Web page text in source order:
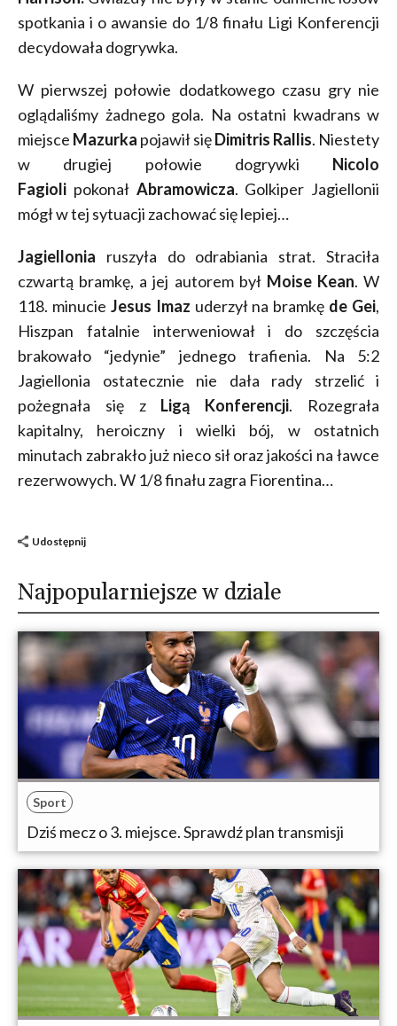
spotkania i o awansie do 1/8 finału Ligi Konferencji
decydowała dogrywka.
W pierwszej połowie dodatkowego czasu gry nie
oglądaliśmy żadnego gola. Na ostatni kwadrans w
miejsce Mazurka pojawił sięDimitris Rallis. Niestety
w drugiej połowie dogrywki Nicolo
Fagioli pokonał Abramowicza. Golkiper Jagiellonii
mógł w tej sytuacji zachować się lepiej…
Jagiellonia ruszyła do odrabiania strat. Straciła
czwartą bramkę, a jej autorem był Moise Kean. W
118. minucie Jesus Imaz uderzył na bramkę de Gei,
Hiszpan fatalnie interweniował i do szczęścia
brakowało “jedynie” jednego trafienia. Na 5:2
Jagiellonia ostatecznie nie dała rady strzelić i
pożegnała się z Ligą Konferencji. Rozegrała
kapitalny, heroiczny i wielki bój, w ostatnich
minutach zabrakło już nieco sił oraz jakości na ławce
rezerwowych. W 1/8 finału zagra Fiorentina…
Udostępnij
Najpopularniejsze w dziale
Sport
Dziś mecz o 3. miejsce. Sprawdź plan transmisji